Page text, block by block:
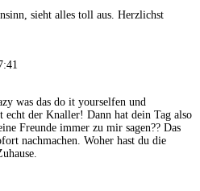
sieht alles toll aus. Herzlichst
was das do it yourselfen und
echt der Knaller! Dann hat dein Tag also
Freunde immer zu mir sagen?? Das
nachmachen. Woher hast du die